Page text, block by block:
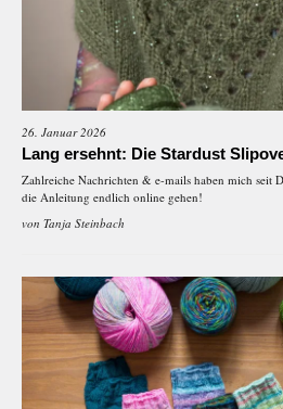
26. Januar 2026
Lang ersehnt: Die Stardust
Zahlreiche Nachrichten & e-mails haben mich seit
die Anleitung endlich online gehen!
von Tanja Steinbach